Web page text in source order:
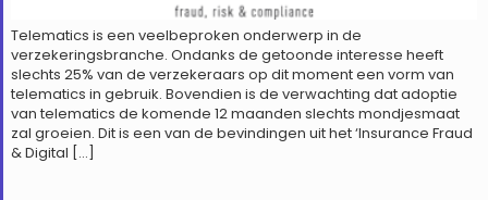
Telematics is een veelbeproken onderwerp in de
verzekeringsbranche. Ondanks de getoonde interesse heeft
slechts 25% van de verzekeraars op dit moment een vorm van
telematics in gebruik. Bovendien is de verwachting dat adoptie
van telematics de komende 12 maanden slechts mondjesmaat
zal groeien. Dit is een van de bevindingen uit het ‘Insurance Fraud
& Digital […]